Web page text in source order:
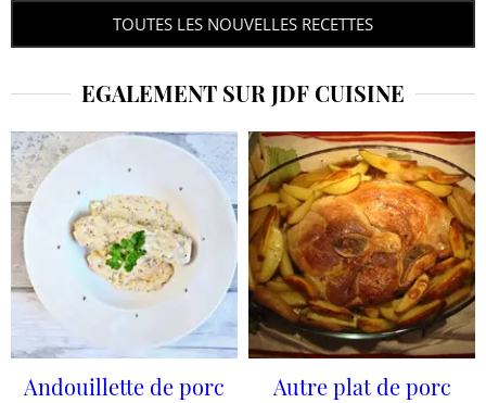
TOUTES LES NOUVELLES RECETTES
EGALEMENT SUR JDF CUISINE
Andouillette de porc Autre plat de porc